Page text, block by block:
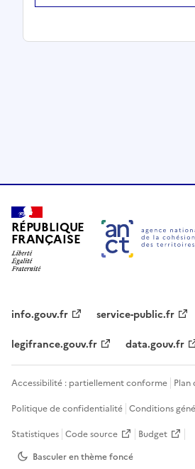
RÉPUBLIQUE
FRANÇAISE
info.gouv.fr
service-public.fr
legifrance.gouv.fr
data.gouv.fr
Accessibilité : partiellement conforme Plan
Politique de confidentialité Conditions
Statistiques Code source
Budget
Basculer en thèmefoncé